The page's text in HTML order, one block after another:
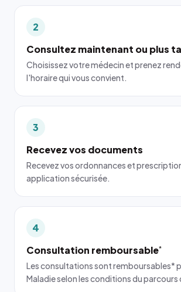
2
Consultez maintenant ou plus
Choisissez votre médecin et prenez
l'horaire qui vous convient.
3
Recevez vos documents
Recevez vos ordonnances et
application sécurisée.
4
Consultation remboursable*
Les consultations sont remboursables*
Maladie selon les conditions du parcours